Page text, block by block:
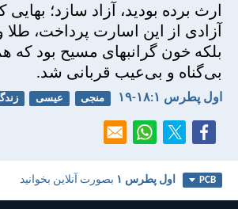
ارث برده بوديد، آزاد سازد؛ بهايی
آزادی از اين اسارت پرداخت، طلا و
بلكه خون گرانبهای مسيح بود كه
بی‌گناه و بی‌عيب قربانی شد.
اول پطرس ۱:‏۱۸-‏۱۹ منجی عیسی
PCB اول پطرس ۱ بصورت آنلاین بخوانید